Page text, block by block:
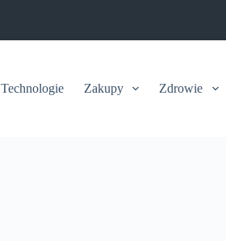
Technologie Zakupy Zdrowie